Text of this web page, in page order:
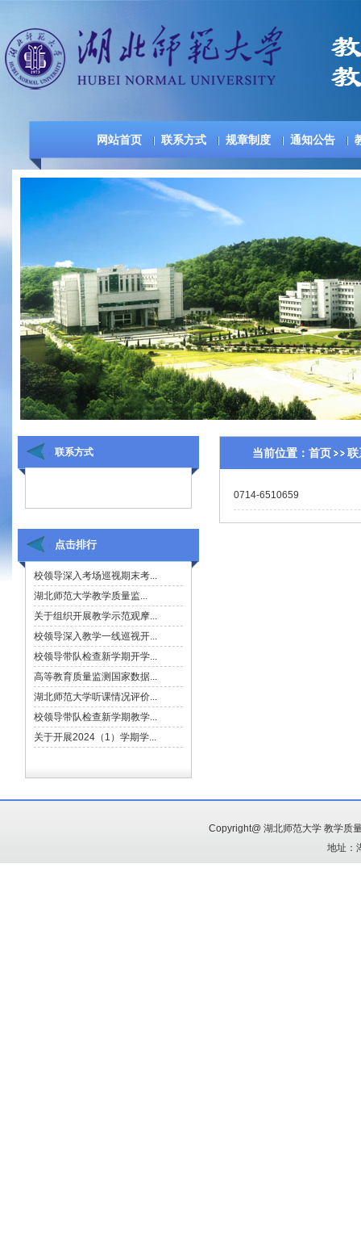
网站首页 联系方式 规章制度 通知公告
联系方式
点击排行
当前位置： 首页 联
0714-6510659
Copyright@ 湖北师范大学 教学质
地址：